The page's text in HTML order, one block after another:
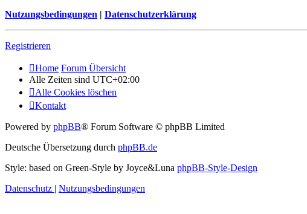
Nutzungsbedingungen | Datenschutzerklärung
Registrieren
Home Forum Übersicht
Alle Zeiten sind UTC+02:00
Alle Cookies löschen
Kontakt
Powered by phpBB® Forum Software © phpBB Limited
Deutsche Übersetzung durch phpBB.de
Style: based on Green-Style by Joyce&Luna phpBB-Style-Design
Datenschutz | Nutzungsbedingungen